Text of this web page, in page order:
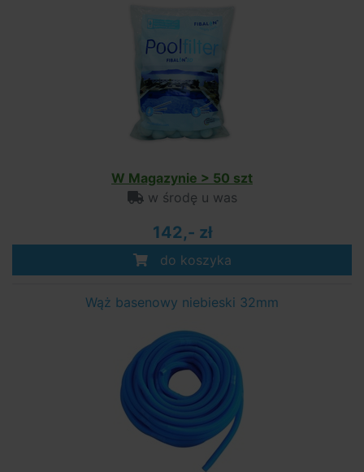
W Magazynie > 50 szt
w środę u was
142,- zł
do koszyka
Wąż basenowy niebieski 32mm